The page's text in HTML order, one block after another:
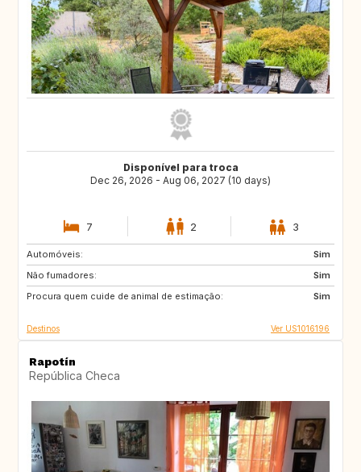
Disponível para troca
Dec 26, 2026 - Aug 06, 2027 (10 days)
7 2 3
Automóveis:
Sim
Não fumadores:
Sim
Procura quem cuide de animal de estimação:
Sim
GR
FR
IT
Destinos Ver US1016196
Rapotín
República Checa